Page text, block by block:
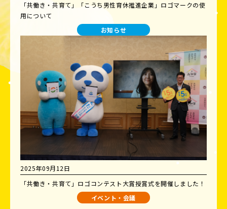
「共働き・共育て」「こうち男性育休推進企業」ロゴマークの使
用について
お知らせ
2025年09月12日
「共働き・共育て」ロゴコンテスト大賞授賞式を開催しました！
イベント・会議